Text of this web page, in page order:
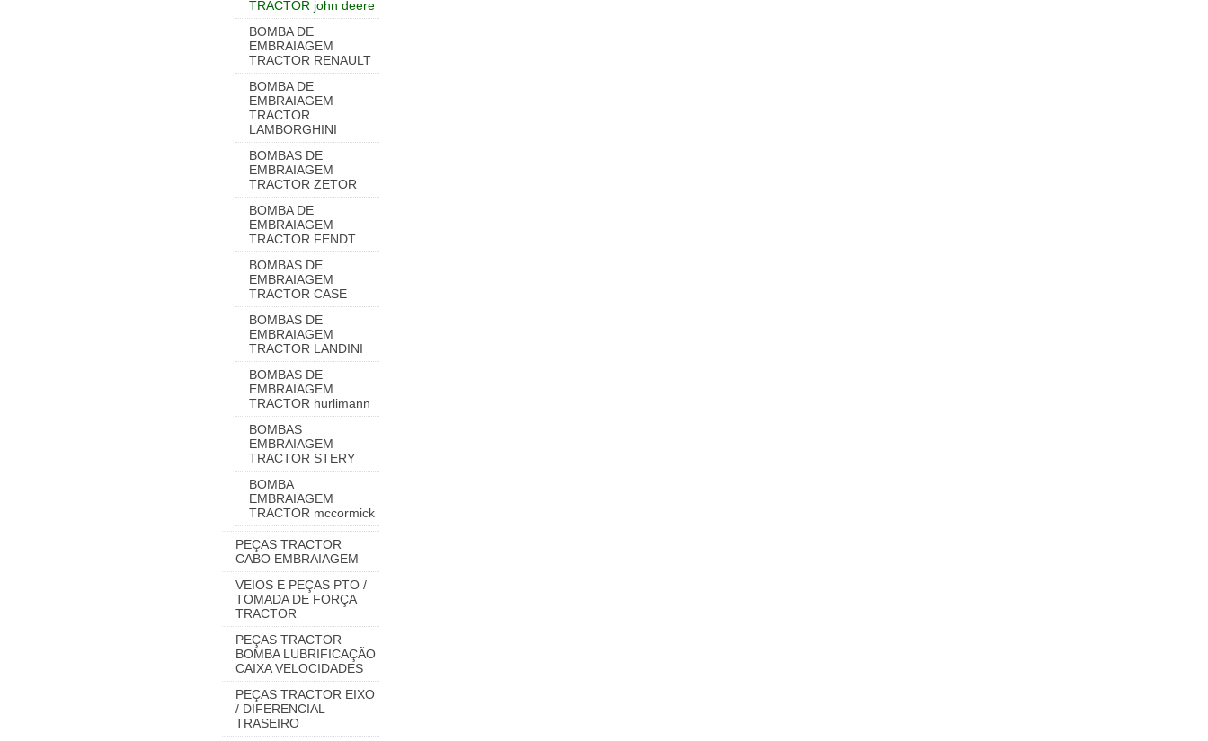
TRACTOR john deere
BOMBA DE
EMBRAIAGEM
TRACTOR RENAULT
BOMBA DE
EMBRAIAGEM
TRACTOR
LAMBORGHINI
BOMBAS DE
EMBRAIAGEM
TRACTOR ZETOR
BOMBA DE
EMBRAIAGEM
TRACTOR FENDT
BOMBAS DE
EMBRAIAGEM
TRACTOR CASE
BOMBAS DE
EMBRAIAGEM
TRACTOR LANDINI
BOMBAS DE
EMBRAIAGEM
TRACTOR hurlimann
BOMBAS
EMBRAIAGEM
TRACTOR STERY
BOMBA
EMBRAIAGEM
TRACTOR mccormick
PEÇAS TRACTOR
CABO EMBRAIAGEM
VEIOS E PEÇAS PTO /
TOMADA DE FORÇA
TRACTOR
PEÇAS TRACTOR
BOMBA LUBRIFICAÇÃO
CAIXA VELOCIDADES
PEÇAS TRACTOR EIXO
/ DIFERENCIAL
TRASEIRO